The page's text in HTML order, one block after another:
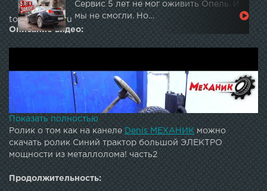
Сервис 5 лет не мог оживить Опель. И
мы не смогли. Но…
topautotube.ru
Описание видео:
Показать полностью
Ролик о том как на канеле Denis МЕХАНИКможно
скачать ролик Синий трактор большой ЭЛЕКТРО
мощности из металлолома! часть2
Продолжительность: